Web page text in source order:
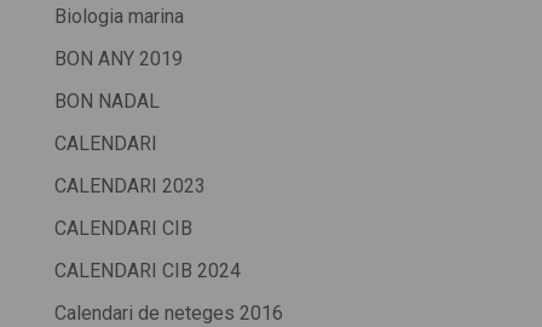
Biologia marina
BON ANY 2019
BON NADAL
CALENDARI
CALENDARI 2023
CALENDARI CIB
CALENDARI CIB 2024
Calendari de neteges 2016